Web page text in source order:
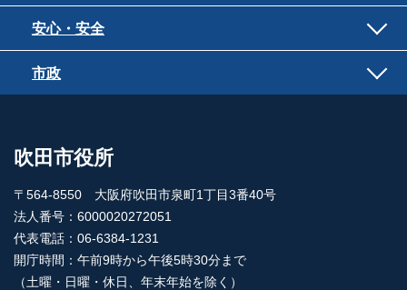
安心・安全
市政
吹田市役所
〒564-8550 大阪府吹田市泉町1丁目3番40号
法人番号：6000020272051
代表電話：06-6384-1231
開庁時間：午前9時から午後5時30分まで
（土曜・日曜・休日、年末年始を除く）